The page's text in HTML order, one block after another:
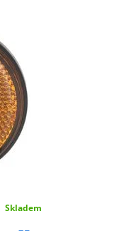
Skladem